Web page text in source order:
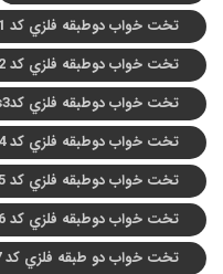
تخت خواب دوطبقه فلزي کد s1
تخت خواب دوطبقه فلزي کد s2
تخت خواب دوطبقه فلزي کدs3
تخت خواب دوطبقه فلزي کد s4
تخت خواب دوطبقه فلزي کد s5
تخت خواب دوطبقه فلزي کد s6
تخت خواب دو طبقه فلزي کد s7